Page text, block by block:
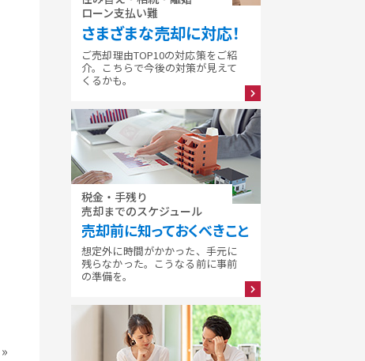
»
ローン支払い難
さまざまな売却に対応！
ご売却理由TOP10の対応策をご紹
介。こちらで今後の対策が見えて
くるかも。
税金・手残り
売却までのスケジュール
売却前に知っておくべきこと
想定外に時間がかかった、手元に
残らなかった。こうなる前に事前
の準備を。